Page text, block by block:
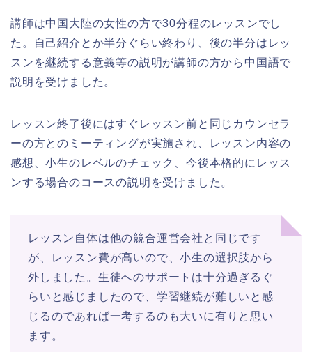
講師は中国大陸の女性の方で30分程のレッスンでし
た。自己紹介とか半分ぐらい終わり、後の半分はレッ
スンを継続する意義等の説明が講師の方から中国語で
説明を受けました。
レッスン終了後にはすぐレッスン前と同じカウンセラ
ーの方とのミーティングが実施され、レッスン内容の
感想、小生のレベルのチェック、今後本格的にレッス
ンする場合のコースの説明を受けました。
レッスン自体は他の競合運営会社と同じです
が、レッスン費が高いので、小生の選択肢から
外しました。生徒へのサポートは十分過ぎるぐ
らいと感じましたので、学習継続が難しいと感
じるのであれば一考するのも大いに有りと思い
ます。